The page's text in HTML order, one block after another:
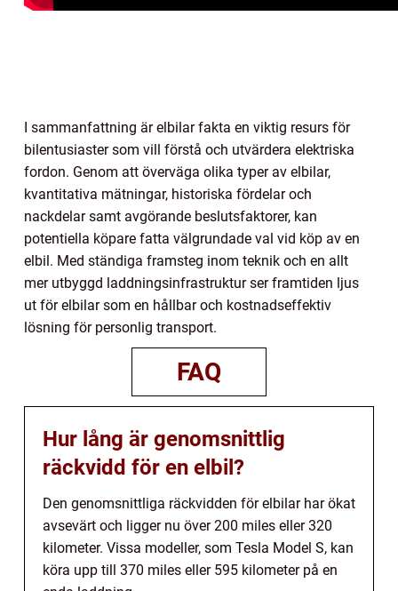
I sammanfattning är elbilar fakta en viktig resurs för
bilentusiaster som vill förstå och utvärdera elektriska
fordon. Genom att överväga olika typer av elbilar,
kvantitativa mätningar, historiska fördelar och
nackdelar samt avgörande beslutsfaktorer, kan
potentiella köpare fatta välgrundade val vid köp av en
elbil. Med ständiga framsteg inom teknik och en allt
mer utbyggd laddningsinfrastruktur ser framtiden ljus
ut för elbilar som en hållbar och kostnadseffektiv
lösning för personlig transport.
FAQ
Hur lång är genomsnittlig
räckvidd för en elbil?
Den genomsnittliga räckvidden för elbilar har ökat
avsevärt och ligger nu över 200 miles eller 320
kilometer. Vissa modeller, som Tesla Model S, kan
köra upp till 370 miles eller 595 kilometer på en